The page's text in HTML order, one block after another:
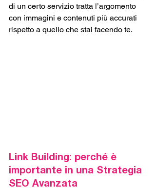
di un certo servizio tratta l’argomento
con immagini e contenuti più accurati
rispetto a quello che stai facendo te.
Link Building: perché è
importante in una Strategia
SEO Avanzata